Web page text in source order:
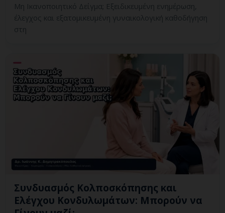
Μη Ικανοποιητικό Δείγμα; Εξειδικευμένη ενημέρωση,
έλεγχος και εξατομικευμένη γυναικολογική καθοδήγηση
στη
Συνδυασμός Κολποσκόπησης και
Ελέγχου Κονδυλωμάτων: Μπορούν να